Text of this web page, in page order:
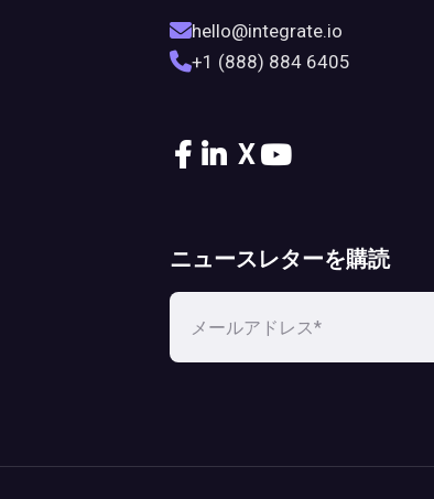
hello@integrate.io
+1 (888) 884 6405
X
ニュースレターを購読